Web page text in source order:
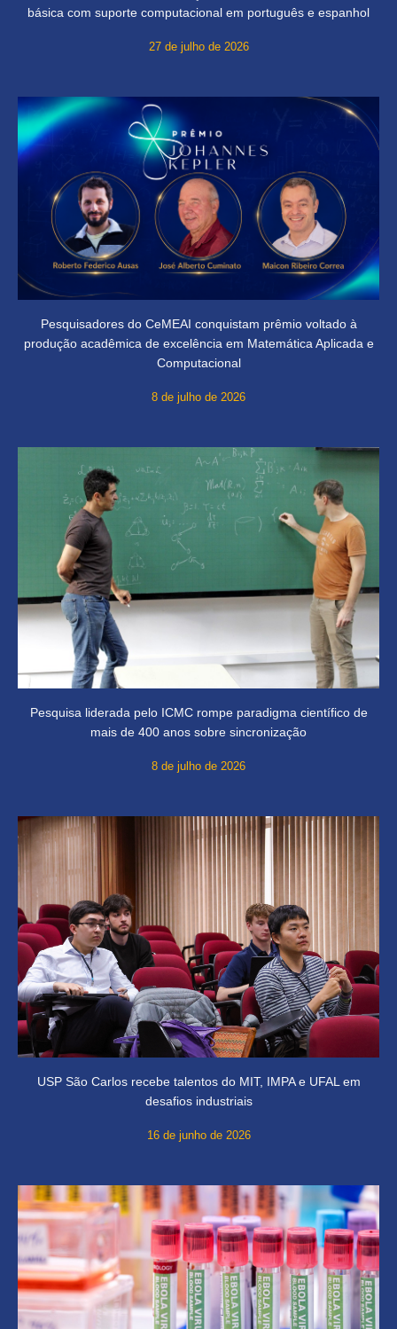
básica com suporte computacional em português e espanhol
27 de julho de 2026
Pesquisadores do CeMEAI conquistam prêmio voltado à
produção acadêmica de excelência em Matemática Aplicada e
Computacional
8 de julho de 2026
Pesquisa liderada pelo ICMC rompe paradigma científico de
mais de 400 anos sobre sincronização
8 de julho de 2026
USP São Carlos recebe talentos do MIT, IMPA e UFAL em
desafios industriais
16 de junho de 2026